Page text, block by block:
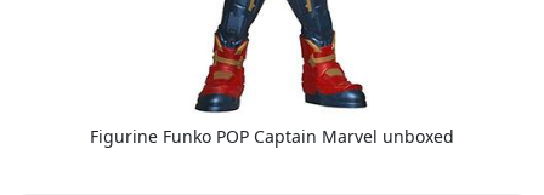
Figurine Funko POP Captain Marvel unboxed